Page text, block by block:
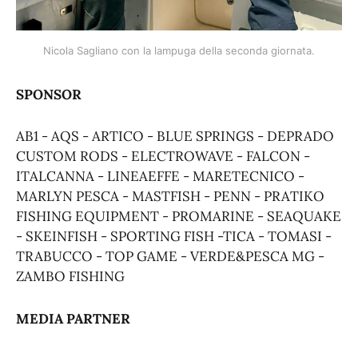
Nicola Sagliano con la lampuga della seconda giornata.
SPONSOR
AB1 - AQS - ARTICO - BLUE SPRINGS - DEPRADO
CUSTOM RODS - ELECTROWAVE - FALCON -
ITALCANNA - LINEAEFFE - MARETECNICO -
MARLYN PESCA - MASTFISH - PENN - PRATIKO
FISHING EQUIPMENT - PROMARINE - SEAQUAKE
- SKEINFISH - SPORTING FISH -TICA - TOMASI -
TRABUCCO - TOP GAME - VERDE&PESCA MG -
ZAMBO FISHING
MEDIA PARTNER